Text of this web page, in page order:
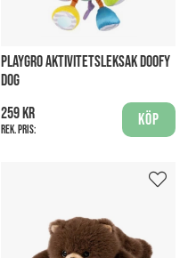
PLAYGRO AKTIVITETSLEKSAK DOOFY
DOG
259 kr
Rek. pris:
Köp